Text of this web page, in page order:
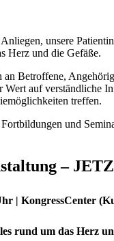
Anliegen, unsere
Herz und die Gefäße.
an Betroffene,
Wert auf verständliche
treffen.
und
–
| KongressCenter
rund um das Herz